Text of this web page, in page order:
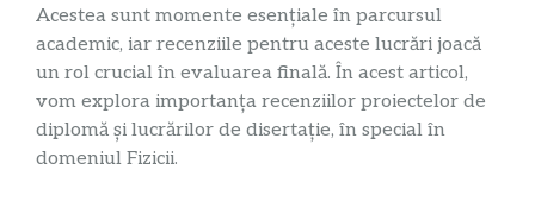
Acestea sunt momente esențiale în parcursul
academic, iar recenziile pentru aceste lucrări joacă
un rol crucial în evaluarea finală. În acest articol,
vom explora importanța recenziilor proiectelor de
diplomă și lucrărilor de disertație, în special în
domeniul Fizicii.